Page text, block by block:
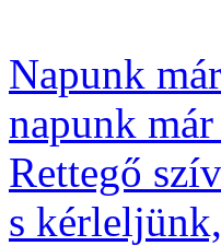
Napunk
napunk
Rettegő
s